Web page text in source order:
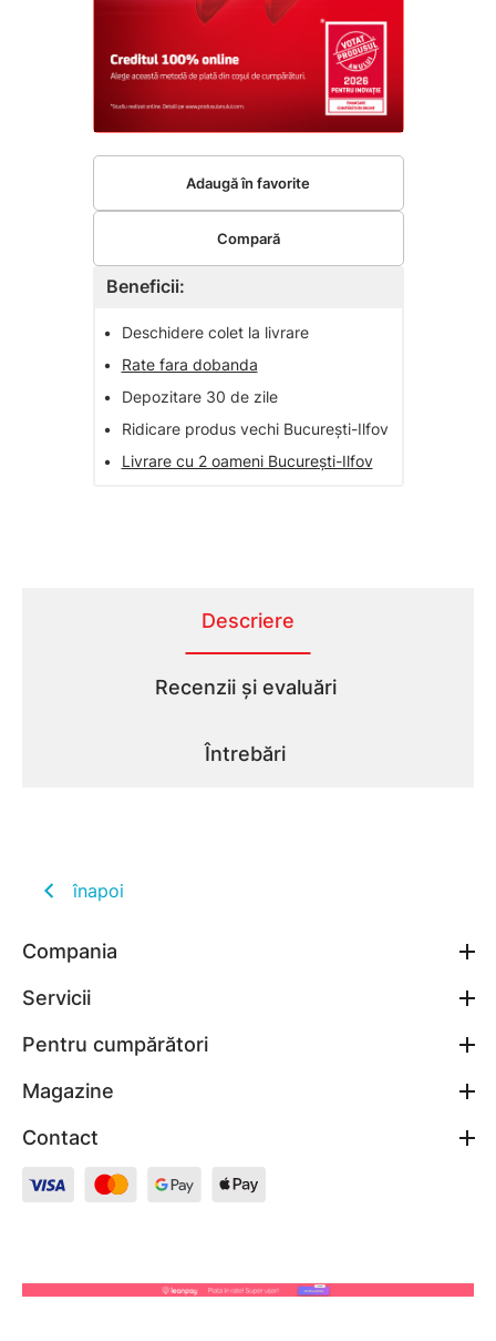
Beneficii:
•
Deschidere colet la livrare
•
Rate fara dobanda
•
Depozitare 30 de zile
•
Ridicare produs vechi București-Ilfov
•
Livrare cu 2 oameni București-Ilfov
Adaugă în favorite
Compară
Descriere
Recenzii și evaluări
Întrebări
înapoi
Compania
Servicii
Pentru cumpărători
Magazine
Contact